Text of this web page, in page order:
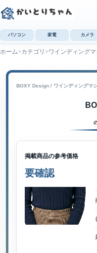
パソコン 家電 カメラ
ホーム カテゴリ ワインディング
BOXY Design / ワインディングマ
掲載商品の参考価格
要確認